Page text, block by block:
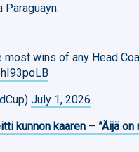
wins of any Head
July 1, 2026
kunnon kaaren – ”Äijä on